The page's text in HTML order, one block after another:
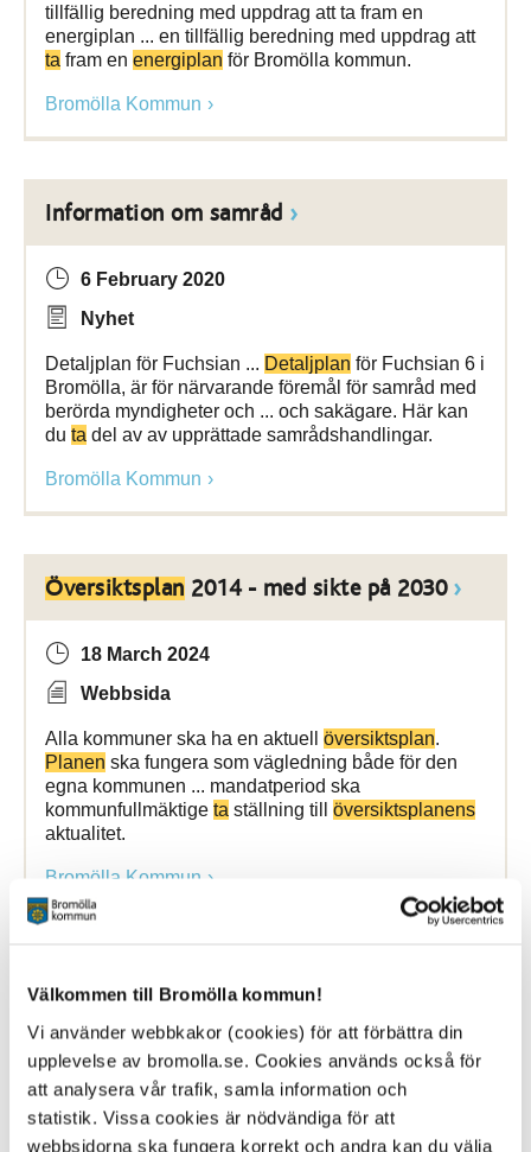
Välkommen till Bromölla kommun!
Vi använder webbkakor (cookies) för att förbättra din
upplevelse av bromolla.se. Cookies används också för
att analysera vår trafik, samla information och
statistik. Vissa cookies är nödvändiga för att
webbsidorna ska fungera korrekt och andra kan du välja
tillfällig beredning med uppdrag att ta fram en
energiplan ... en tillfällig beredning med uppdrag att
ta fram en energiplan för Bromölla kommun.
Bromölla Kommun
Information om samråd
6 February 2020
Nyhet
Detaljplan för Fuchsian ... Detaljplan för Fuchsian 6 i
Bromölla, är för närvarande föremål för samråd med
berörda myndigheter och ... och sakägare. Här kan
du ta del av av upprättade samrådshandlingar.
Bromölla Kommun
Översiktsplan 2014 - med sikte på 2030
18 March 2024
Webbsida
Alla kommuner ska ha en aktuell översiktsplan.
Planen ska fungera som vägledning både för den
egna kommunen ... mandatperiod ska
kommunfullmäktige ta ställning till översiktsplanens
aktualitet.
Bromölla Kommun
[Arkiverad] Åsa fick jobb tack vare
6 March 2026
Nyhet